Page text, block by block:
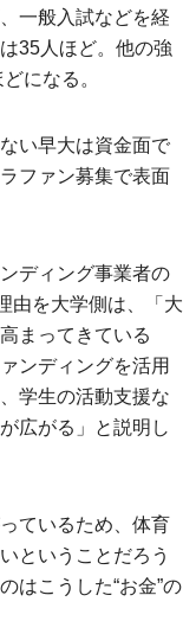
一般入試などを経
35人ほど。他の強
になる。
い早大は資金面で
ファン募集で表面
ディング事業者の
由を大学側は、「大
まってきている
ンディングを活用
学生の活動支援な
広がる」と説明し
ているため、体育
ということだろう
はこうした“お金”の